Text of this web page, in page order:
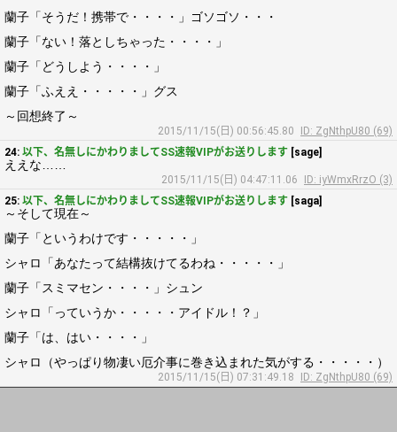
蘭子「そうだ！携帯で・・・・」ゴソゴソ・・・
蘭子「ない！落としちゃった・・・・」
蘭子「どうしよう・・・・」
蘭子「ふええ・・・・・」グス
～回想終了～
2015/11/15(日) 00:56:45.80
ID: ZgNthpU80 (69)
24: 以下、名無しにかわりましてSS速報VIPがお送りします [sage]
ええな……
2015/11/15(日) 04:47:11.06
ID: iyWmxRrzO (3)
25: 以下、名無しにかわりましてSS速報VIPがお送りします [saga]
～そして現在～
蘭子「というわけです・・・・・」
シャロ「あなたって結構抜けてるわね・・・・・」
蘭子「スミマセン・・・・」シュン
シャロ「っていうか・・・・・アイドル！？」
蘭子「は、はい・・・・」
シャロ（やっぱり物凄い厄介事に巻き込まれた気がする・・・・・）
2015/11/15(日) 07:31:49.18 ID: ZgNthpU80 (69)